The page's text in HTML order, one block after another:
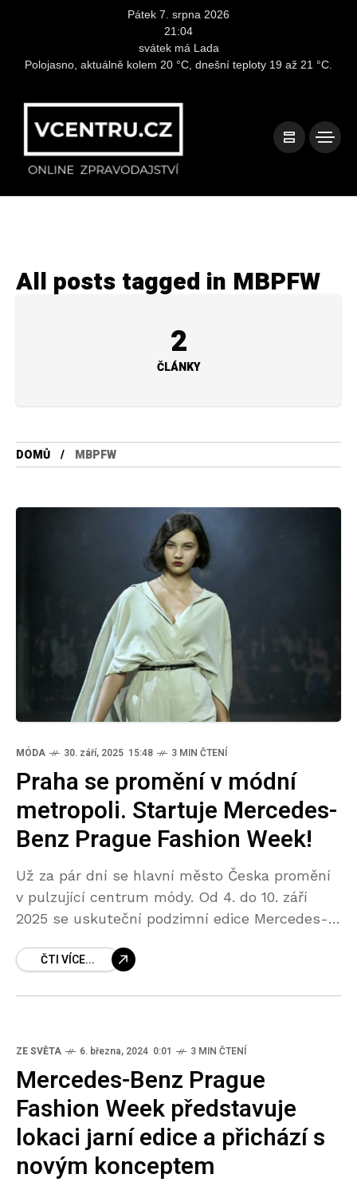
Pátek 7. srpna 2026
21:04
svátek má Lada
Polojasno, aktuálně kolem 20 °C, dnešní teploty 19 až 21 °C.
All posts tagged in MBPFW
2
ČLÁNKY
DOMŮ MBPFW
MÓDA 30. září, 2025 15:48 3 MIN ČTENÍ
Praha se promění v módní
metropoli. Startuje Mercedes-
Benz Prague Fashion Week!
Už za pár dní se hlavní město Česka promění
v pulzující centrum módy. Od 4. do 10. září
2025 se uskuteční podzimní edice Mercedes-
přineseČTI VÍCE...
ZE SVĚTA 6. března, 2024 0:01 3 MIN ČTENÍ
Mercedes-Benz Prague
Fashion Week představuje
lokaci jarní edice a přichází s
novým konceptem